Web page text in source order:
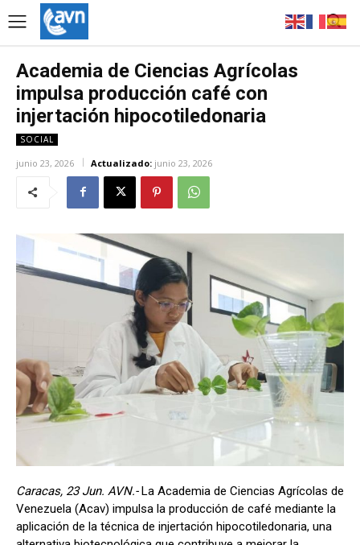
Academia de Ciencias Agrícolas
impulsa producción café con
injertación hipocotiledonaria
SOCIAL
junio 23, 2026 Actualizado: junio 23, 2026
Caracas, 23 Jun. AVN.-La Academia de Ciencias Agrícolas de
Venezuela (Acav) impulsa la producción de café mediante la
aplicación de la técnica de injertación hipocotiledonaria, una